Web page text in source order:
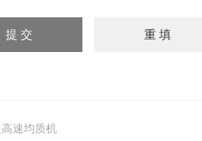
速均质机